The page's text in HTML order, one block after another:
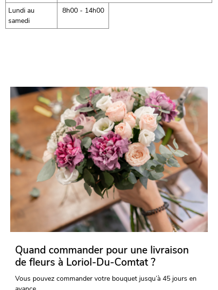
Lundi au
samedi
8h00 - 14h00
Quand commander pour une livraison
de fleurs à Loriol-Du-Comtat ?
Vous pouvez commander votre bouquet jusqu’à 45 jours en